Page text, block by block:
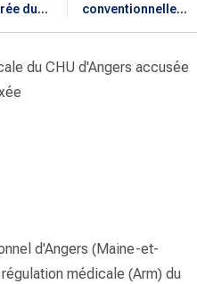
du
2025
conventionnelle
désormais
du CHU d'Angers accusée
d'Angers (Maine-et-
médicale (Arm) du